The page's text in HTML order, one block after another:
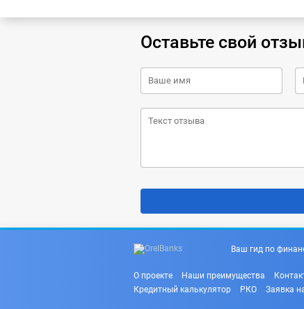
Оставьте свой
Ваш гид по
О проекте Наши преимущества
Кредитный калькулятор
РКО Заявка